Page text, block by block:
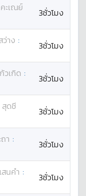
คะเณย์
3ชั่วโมง
าง :
3ชั่วโมง
วเกิด :
3ชั่วโมง
สุดชี
3ชั่วโมง
า :
3ชั่วโมง
สนคำ :
3ชั่วโมง